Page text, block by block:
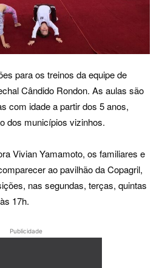
para os treinos da equipe de
Cândido Rondon. As aulas são
com idade a partir dos 5 anos,
dos municípios vizinhos.
Vivian Yamamoto, os familiares e
ao pavilhão da Copagril,
nas segundas, terças, quintas
17h.
Publicidade